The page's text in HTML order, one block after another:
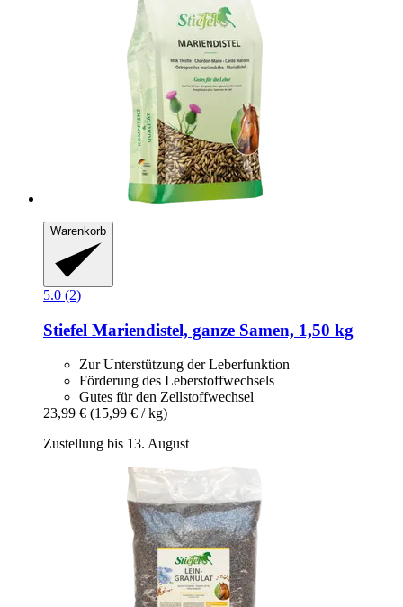
Warenkorb
5.0 (2)
Stiefel Mariendistel, ganze Samen, 1,50 kg
Zur Unterstützung der Leberfunktion
Förderung des Leberstoffwechsels
Gutes für den Zellstoffwechsel
23,99 € (15,99 € / kg)
Zustellung bis 13. August